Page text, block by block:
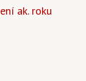
ak. roku